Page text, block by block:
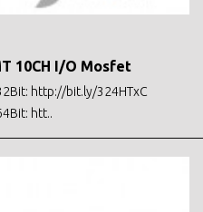
10CH I/O Mosfet
http://bit.ly/324HTxC
htt..